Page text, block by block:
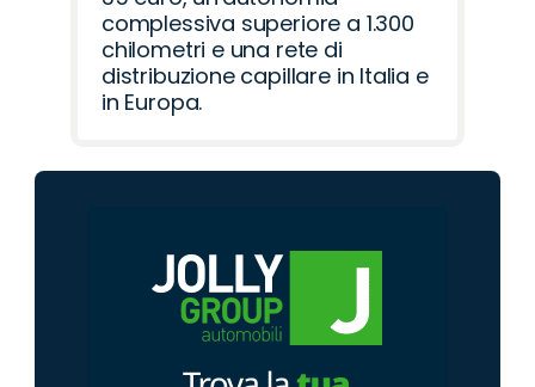
complessiva superiore a 1.300
chilometri e una rete di
distribuzione capillare in Italia e
in Europa.